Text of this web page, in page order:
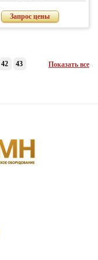
Запрос цены
Показать все
42 43